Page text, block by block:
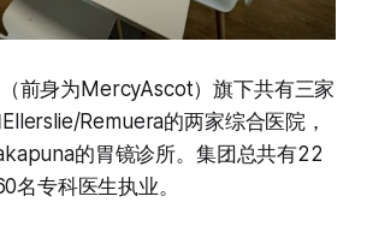
前身为MercyAscot）旗下共有三家
Remuera的两家综合医院，
的胃镜诊所。集团总共有22
名专科医生执业。